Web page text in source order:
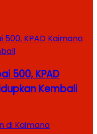
500, KPAD
Kembali